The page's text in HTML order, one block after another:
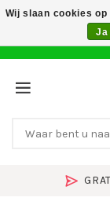
Wij slaan cookies
Ja